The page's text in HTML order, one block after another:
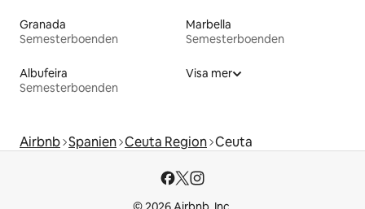
Granada
Semesterboenden
Marbella
Semesterboenden
Albufeira
Semesterboenden
Visa mer
Airbnb Spanien Ceuta Region Ceuta